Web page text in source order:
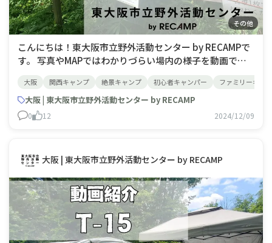
その他
こんにちは！東大阪市立野外活動センター by RECAMPで
す。 写真やMAPではわかりづらい場内の様子を動画で紹
介。◆信貴生駒スカイラインから入場後、第3駐車場手前
でお客様のお車の駐車場所が記された札を受け取っていた
だきます。
大阪 関西キャンプ 絶景キャンプ 初心者キャンパー ファミリーキャ
大阪 | 東大阪市立野外活動センター by RECAMP
0 12 2024/12/09
大阪 | 東大阪市立野外活動センター by RECAMP